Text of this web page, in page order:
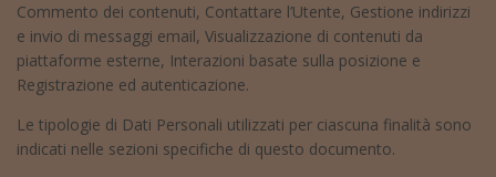
Commento dei contenuti, Contattare l’Utente, Gestione indirizzi
e invio di messaggi email, Visualizzazione di contenuti da
piattaforme esterne, Interazioni basate sulla posizione e
Registrazione ed autenticazione.
Le tipologie di Dati Personali utilizzati per ciascuna finalità sono
indicati nelle sezioni specifiche di questo documento.